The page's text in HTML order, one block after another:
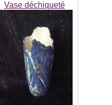
Vase déchiqueté